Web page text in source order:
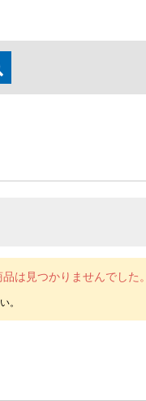
は見つかりませんでした。